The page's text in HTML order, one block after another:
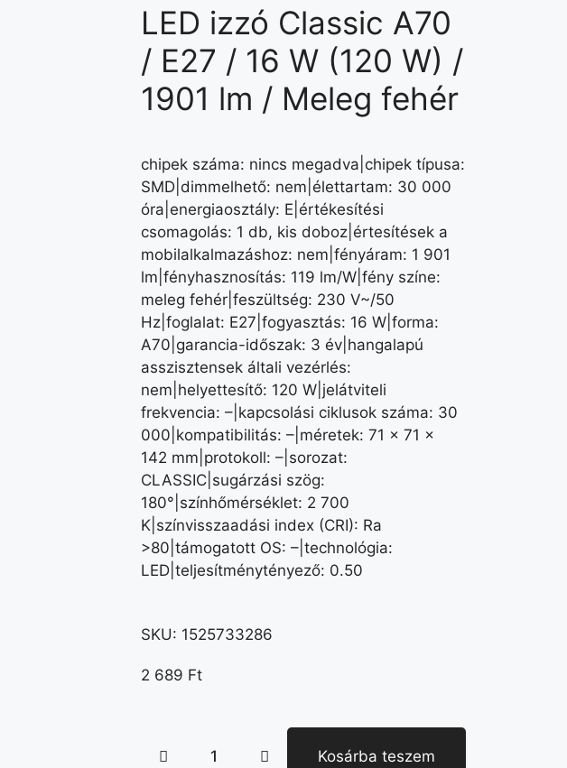
LED izzó Classic A70
/ E27 / 16 W (120 W) /
1901 lm / Meleg fehér
chipek száma: nincs megadva|chipek típusa:
SMD|dimmelhető: nem|élettartam: 30 000
óra|energiaosztály: E|értékesítési
csomagolás: 1 db, kis doboz|értesítések a
mobilalkalmazáshoz: nem|fényáram: 1 901
lm|fényhasznosítás: 119 lm/W|fény színe:
meleg fehér|feszültség: 230 V~/50
Hz|foglalat: E27|fogyasztás: 16 W|forma:
A70|garancia-időszak: 3 év|hangalapú
asszisztensek általi vezérlés:
nem|helyettesítő: 120 W|jelátviteli
frekvencia: –|kapcsolási ciklusok száma: 30
000|kompatibilitás: –|méretek: 71 × 71 ×
142 mm|protokoll: –|sorozat:
CLASSIC|sugárzási szög:
180°|színhőmérséklet: 2 700
K|színvisszaadási index (CRI): Ra
>80|támogatott OS: –|technológia:
LED|teljesítménytényező: 0.50
SKU: 1525733286
2 689 Ft
Kosárba teszem